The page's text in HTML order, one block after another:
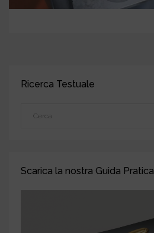
Ricerca Testuale
Scarica la nostra Guida Pratica